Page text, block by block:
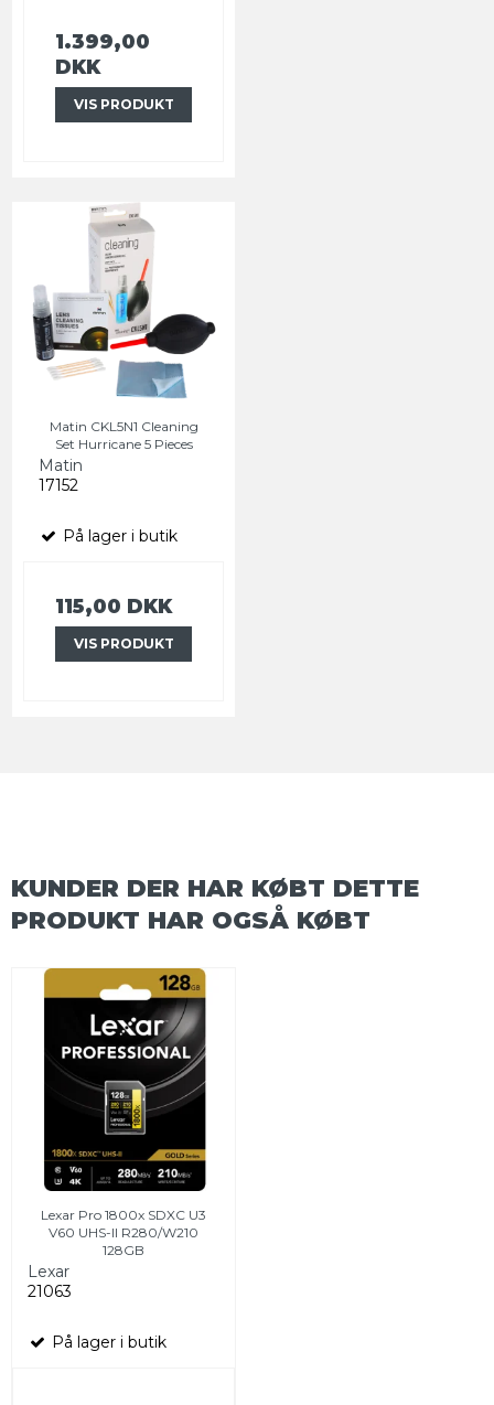
1.399,00
DKK
VIS PRODUKT
Matin CKL5N1 Cleaning
Set Hurricane 5 Pieces
Matin
17152
På lager i butik
115,00 DKK
VIS PRODUKT
KUNDER DER HAR KØBT DETTE
PRODUKT HAR OGSÅ KØBT
Lexar Pro 1800x SDXC U3
V60 UHS-II R280/W210
128GB
Lexar
21063
På lager i butik